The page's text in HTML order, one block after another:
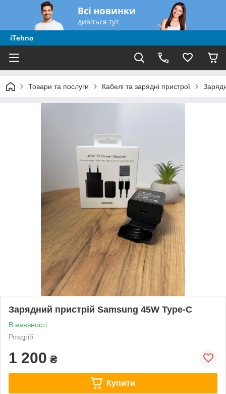
iTehno
Товари та послуги Кабелі та зарядні пристрої
Зарядний пристрій Samsung 45W Type-C
В наявності
Роздріб
1 200 ₴
Купити